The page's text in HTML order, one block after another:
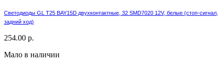
Светодиоды GL T25 BAY15D двухконтактные, 32 SMD7020 12V, белые (стоп-сигнал,
задний ход)
254.00 р.
Мало в наличии